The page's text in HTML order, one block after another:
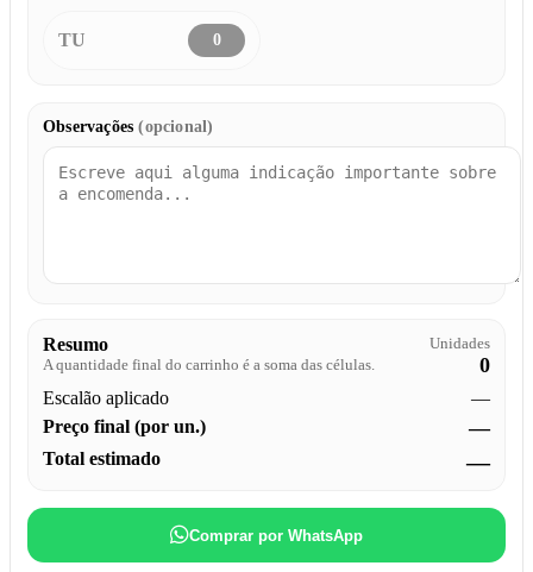
TU 0
Observações(opcional)
Resumo
A quantidade final do carrinho é a soma das células.
Unidades
0
Escalão aplicado
—
Preço final (por un.)
—
Total estimado —
Comprar por WhatsApp